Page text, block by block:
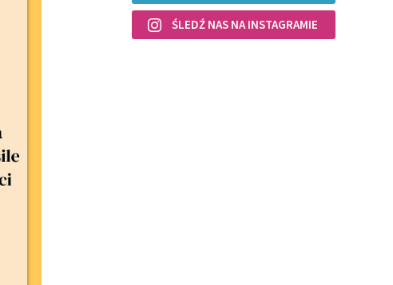
ŚLEDŹ NAS NA INSTAGRAMIE